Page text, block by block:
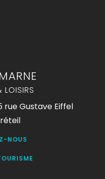
LOISIRS
rue Gustave Eiffel
NOUS